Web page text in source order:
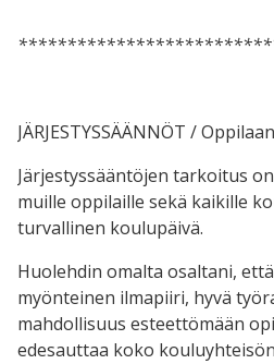
JÄRJESTYSSÄÄNNÖT /
Järjestyssääntöjen tarkoitus
muille oppilaille sekä kaikille
turvallinen koulupäivä.
Huolehdin omalta osaltani,
myönteinen ilmapiiri, hyvä
mahdollisuus esteettömään
edesauttaa koko